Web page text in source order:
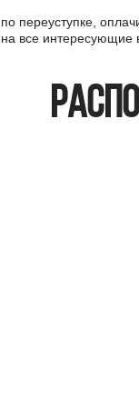
переуступке,
все интересующие